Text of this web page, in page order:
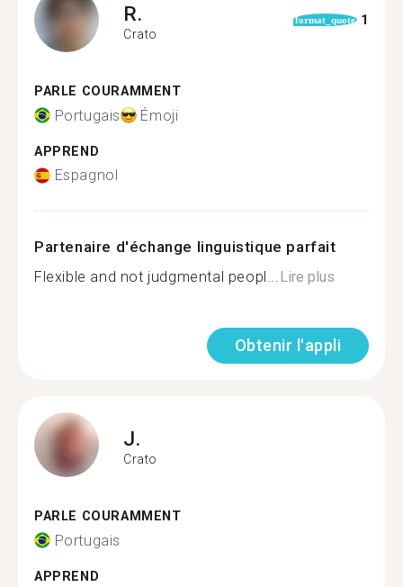
R.
Crato
format_quote 1
PARLE COURAMMENT
Portugais Émoji
APPREND
Espagnol
Partenaire d'échange linguistique parfait
Flexible and not judgmental peopl...Lire plus
Obtenir l'appli
J.
Crato
PARLE COURAMMENT
Portugais
APPREND